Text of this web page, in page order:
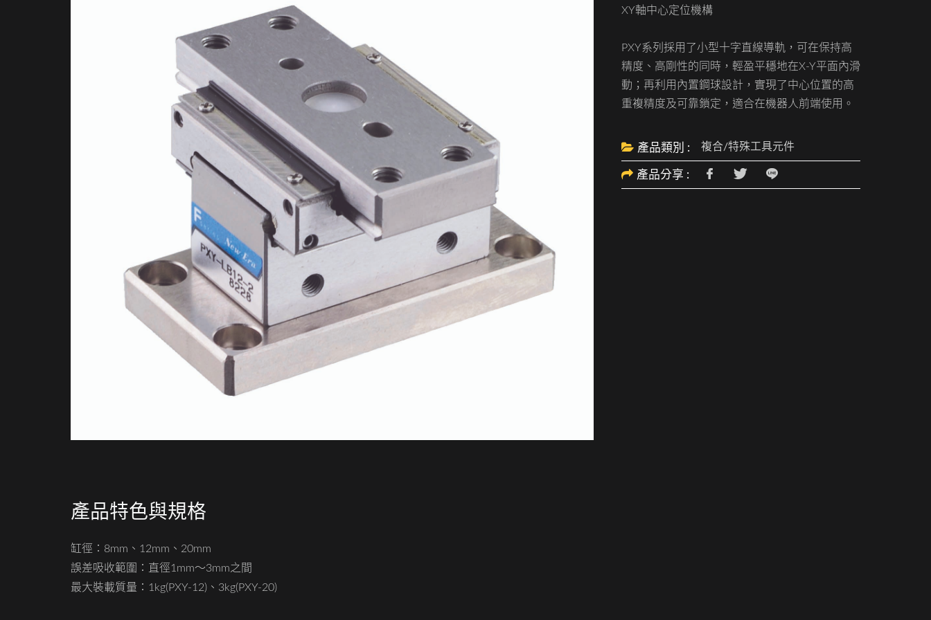
XY軸中心定位機構
PXY系列採用了小型十字直線導軌，可在保持高
精度、高剛性的同時，輕盈平穩地在X-Y平面內滑
動；再利用內置鋼球設計，實現了中心位置的高
重複精度及可靠鎖定，適合在機器人前端使用。
產品類別 : 複合/特殊工具元件
產品分享 :
產品特色與規格
缸徑：8mm、12mm、20mm
誤差吸收範圍：直徑1mm～3mm之間
最大裝載質量：1kg(PXY-12)、3kg(PXY-20)